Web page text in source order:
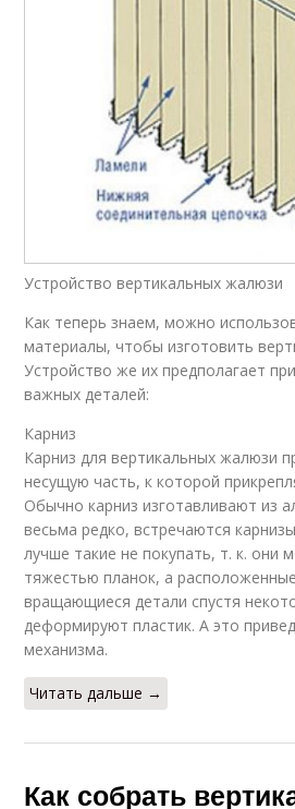
Устройство вертикальных жалюзи
Как теперь знаем, можно
материалы, чтобы изготовить
Устройство же их предполагает
важных деталей:
Карниз
Карниз для вертикальных жалюзи
несущую часть, к которой
Обычно карниз изготавливают из
весьма редко, встречаются
лучше такие не покупать, т. к. они
тяжестью планок, а
вращающиеся детали спустя
деформируют пластик. А это
механизма.
Читать дальше →
Как собрать